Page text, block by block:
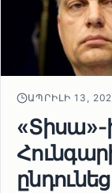
ԱՊՐԻԼԻ 13,